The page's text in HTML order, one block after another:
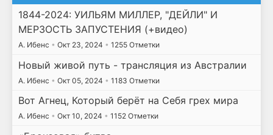
1844-2024: УИЛЬЯМ МИЛЛЕР, "ДЕЙЛИ" И
МЕРЗОСТЬ ЗАПУСТЕНИЯ (+видео)
А. Ибенс • Окт 23, 2024 • 1255 Отметки
Новый живой путь - трансляция из Австралии
А. Ибенс • Окт 05, 2024 • 1183 Отметки
Вот Агнец, Который берёт на Себя грех мира
А. Ибенс • Окт 10, 2024 • 1152 Отметки